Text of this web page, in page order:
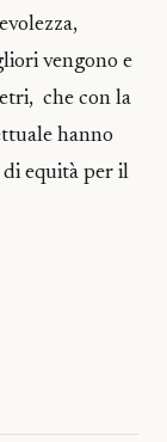
vengono e
che con la
hanno
equità per il